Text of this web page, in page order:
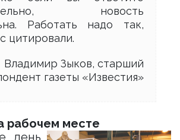
новость
Работать надо так,
цитировали.
Владимир Зыков, старший
газеты «Известия»
рабочем месте
день